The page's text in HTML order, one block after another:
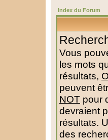
Index du Forum
Vous
les mots
résultats,
peuvent
NOT pour
devraient
résultats.
des